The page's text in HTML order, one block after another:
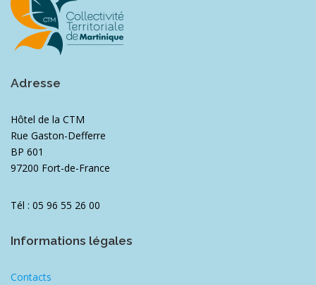
Adresse
Hôtel de la CTM
Rue Gaston-Defferre
BP 601
97200 Fort-de-France
Tél : 05 96 55 26 00
Informations légales
Contacts